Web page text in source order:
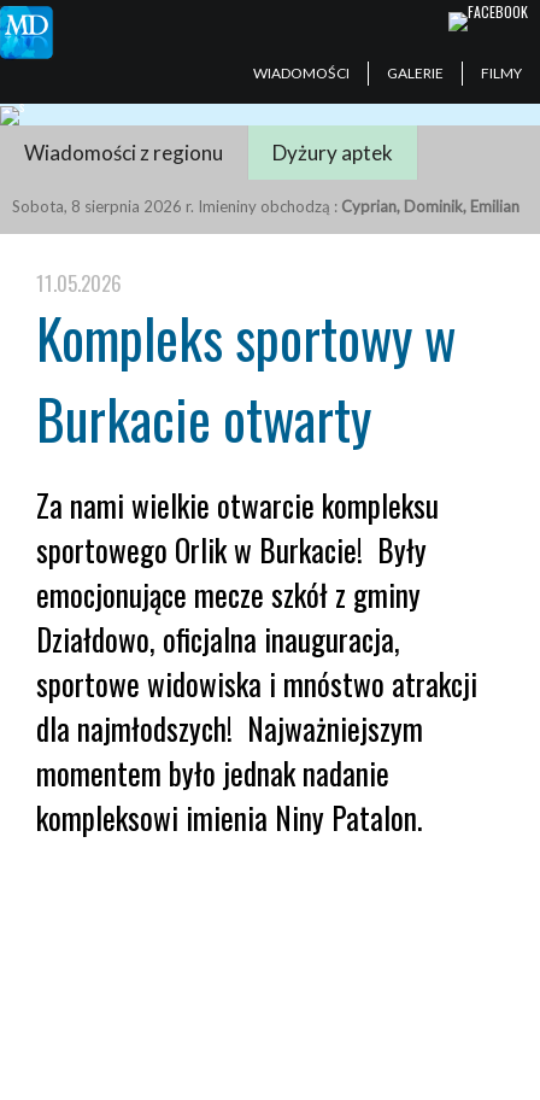
WIADOMOŚCI GALERIE FILMY
Wiadomości z regionu Dyżury aptek
Sobota, 8 sierpnia 2026 r. Imieniny obchodzą : Cyprian, Dominik, Emilian
11.05.2026
Kompleks sportowy w
Burkacie otwarty
Za nami wielkie otwarcie kompleksu
sportowego Orlik w Burkacie! Były
emocjonujące mecze szkół z gminy
Działdowo, oficjalna inauguracja,
sportowe widowiska i mnóstwo atrakcji
dla najmłodszych! Najważniejszym
momentem było jednak nadanie
kompleksowi imienia Niny Patalon.